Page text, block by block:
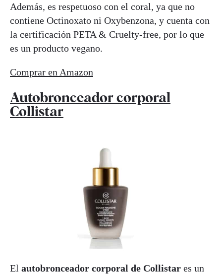
Además, es respetuoso con el coral, ya que no
contiene Octinoxato ni Oxybenzona, y cuenta con
la certificación PETA & Cruelty-free, por lo que
es un producto vegano.
Comprar en Amazon
Autobronceador corporal
Collistar
El autobronceador corporal de Collistar es un